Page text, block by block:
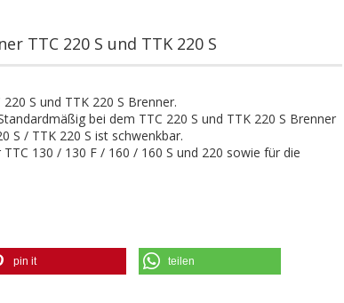
TTC 220 S und TTK 220 S
S und TTK 220 S Brenner.
bei dem TTC 220 S und TTK 220 S Brenner
S / TTK 220 S ist schwenkbar.
130 / 130 F / 160 / 160 S und 220 sowie für die
pin it teilen